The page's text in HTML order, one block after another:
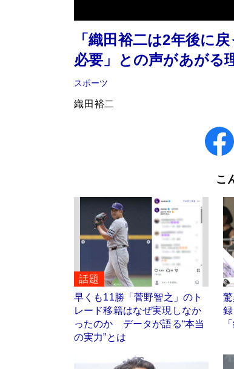
「織田裕二は2年後に
必要」との声があがる
スポーツ
織田裕二
こ
話題
早くも11勝「菅野智之」のト
レード移籍はなぜ実現しなか
ったのか データが語る“本当
の実力”とは